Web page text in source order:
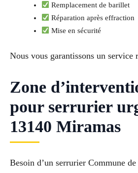
Remplacement de barillet
Réparation après effraction
Mise en sécurité
Nous vous garantissons un service
Zone
pour serrurier
13140 Miramas
Besoin d’un serrurier Commune